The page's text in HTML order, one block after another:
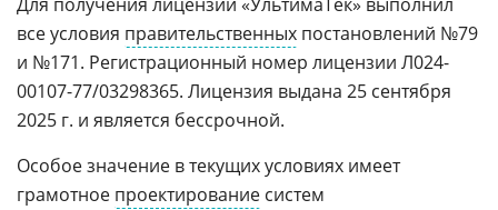
все условия правительственных постановлений №79
и №171. Регистрационный номер лицензии Л024-
00107-77/03298365. Лицензия выдана 25 сентября
2025 г. и является бессрочной.
Особое значение в текущих условиях имеет
грамотное проектирование систем